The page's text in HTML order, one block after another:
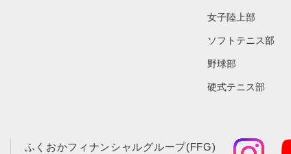
女子陸上部
ソフトテニス部
野球部
硬式テニス部
ふくおかフィナンシャルグループ(FFG)